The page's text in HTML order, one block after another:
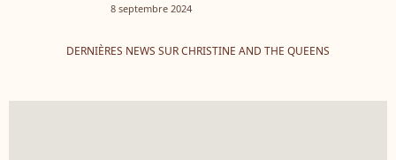
8 septembre 2024
DERNIÈRES NEWS SUR CHRISTINE AND THE QUEENS